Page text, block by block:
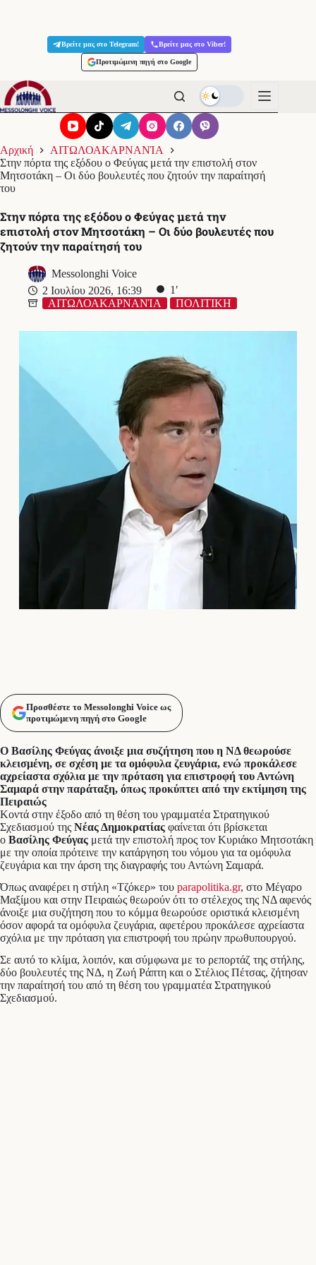
Βρείτε μας στο Telegram! Βρείτε μας στο Viber!
Προτιμώμενη πηγή στο Google
Αρχική
ΑΙΤΩΛΟΑΚΑΡΝΑΝΊΑ
Στην πόρτα της εξόδου ο Φεύγας μετά την επιστολή στον
Μητσοτάκη – Οι δύο βουλευτές που ζητούν την παραίτησή
του
Στην πόρτα της εξόδου ο Φεύγας μετά την
επιστολή στον Μητσοτάκη – Οι δύο βουλευτές που
ζητούν την παραίτησή του
Messolonghi Voice
2 Ιουλίου 2026, 16:39
1′
ΑΙΤΩΛΟΑΚΑΡΝΑΝΊΑ
ΠΟΛΙΤΙΚΗ
Προσθέστε το Messolonghi Voice ως
προτιμώμενη πηγή στο Google
Ο Βασίλης Φεύγας άνοιξε μια συζήτηση που η ΝΔ θεωρούσε
κλεισμένη, σε σχέση με τα ομόφυλα ζευγάρια, ενώ προκάλεσε
αχρείαστα σχόλια με την πρόταση για επιστροφή του Αντώνη
Σαμαρά στην παράταξη, όπως προκύπτει από την εκτίμηση της
Πειραιώς
Kοντά στην έξοδο από τη θέση του γραμματέα Στρατηγικού
Σχεδιασμού της Νέας Δημοκρατίας φαίνεται ότι βρίσκεται
ο Βασίλης Φεύγας μετά την επιστολή προς τον Κυριάκο Μητσοτάκη
με την οποία πρότεινε την κατάργηση του νόμου για τα ομόφυλα
ζευγάρια και την άρση της διαγραφής του Αντώνη Σαμαρά.
Όπως αναφέρει η στήλη «Τζόκερ» του parapolitika.gr, στο Μέγαρο
Μαξίμου και στην Πειραιώς θεωρούν ότι το στέλεχος της ΝΔ αφενός
άνοιξε μια συζήτηση που το κόμμα θεωρούσε οριστικά κλεισμένη
όσον αφορά τα ομόφυλα ζευγάρια, αφετέρου προκάλεσε αχρείαστα
σχόλια με την πρόταση για επιστροφή του πρώην πρωθυπουργού.
Σε αυτό το κλίμα, λοιπόν, και σύμφωνα με το ρεπορτάζ της στήλης,
δύο βουλευτές της ΝΔ, η Ζωή Ράπτη και ο Στέλιος Πέτσας, ζήτησαν
την παραίτησή του από τη θέση του γραμματέα Στρατηγικού
Σχεδιασμού.